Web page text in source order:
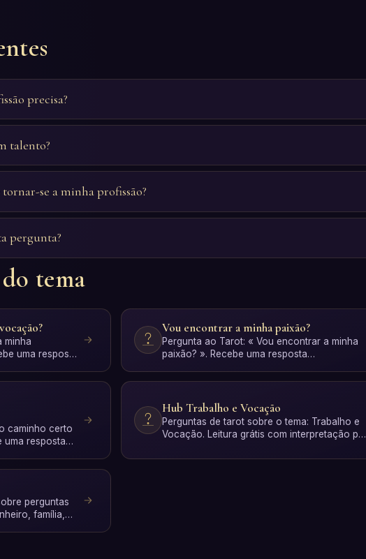
precisa?
talento?
se a minha profissão?
pergunta?
tema
minha
uma resposta
Vou encontrar a minha paixão?
Pergunta ao Tarot: « Vou encontrar a minha
paixão? ». Recebe uma resposta
caminho certo
uma resposta
Hub Trabalho e Vocação
Perguntas de tarot sobre o tema: Trabalho e
Vocação. Leitura grátis com interpretação por
perguntas
família,